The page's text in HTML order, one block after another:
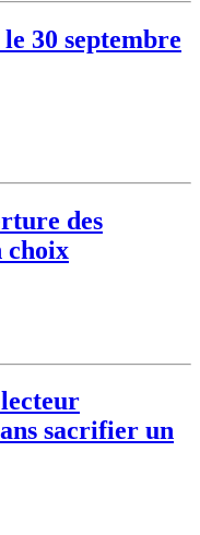
30 septembre
des
choix
sacrifier un